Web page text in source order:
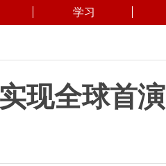
学习
现全球首演